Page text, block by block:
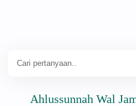
Ahlussunnah Wal Jama'ah